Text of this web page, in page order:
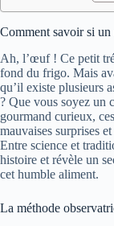
Comment savoir si
Ah, l’œuf ! Ce petit
fond du frigo. Mais
qu’il existe plusieurs
? Que vous soyez un
gourmand curieux,
mauvaises surprises
Entre science et
histoire et révèle un
cet humble aliment.
La méthode